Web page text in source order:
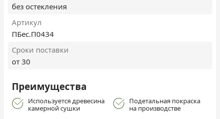
без остекления
Артикул
ПБес.П0434
Сроки поставки
от 30
Преимущества
Используется древесина
камерной сушки
Подетальная покраска
на производстве